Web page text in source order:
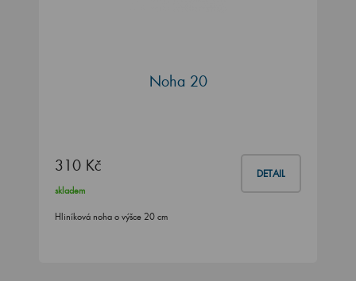
Noha 20
310 Kč DETAIL
skladem
Hliníková noha o výšce 20 cm